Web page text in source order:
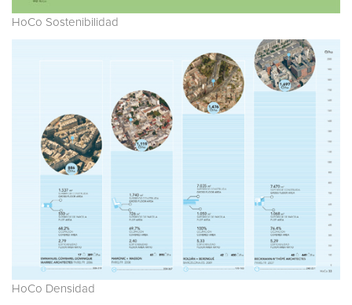
HoCo Sostenibilidad
HoCo Densidad